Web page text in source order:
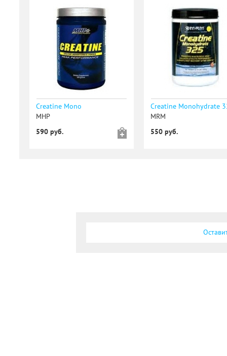
Creatine Mono
MHP
590 руб.
Creatine Monohydrate
MRM
550 руб.